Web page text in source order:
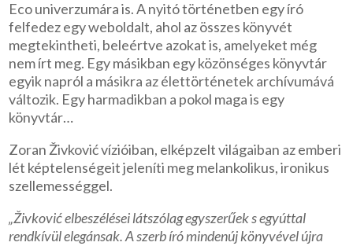
Eco univerzumára is. A nyitó történetben egy író
felfedez egy weboldalt, ahol az összes könyvét
megtekintheti, beleértve azokat is, amelyeket még
nem írt meg. Egy másikban egy közönséges könyvtár
egyik napról a másikra az élettörténetek archívumává
változik. Egy harmadikban a pokol maga is egy
könyvtár…
Zoran Živković vízióiban, elképzelt világaiban az emberi
lét képtelenségeit jeleníti meg melankolikus, ironikus
szellemességgel.
„Živković elbeszélései látszólag egyszerűek s egyúttal
rendkívül elegánsak. A szerb író mindenúj könyvével újra